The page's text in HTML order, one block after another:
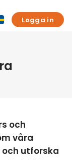
Logga in
och
våra
utforska